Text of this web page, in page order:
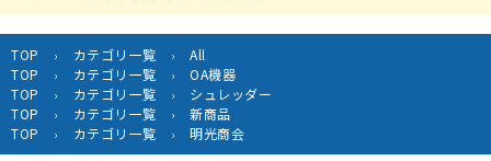
TOP › カテゴリ一覧 ›
All
TOP
› カテゴリ一覧 ›
OA機器
TOP
› カテゴリ一覧 ›
シュレッダー
TOP
› カテゴリ一覧 ›
新商品
TOP
› カテゴリ一覧 › 明光商会